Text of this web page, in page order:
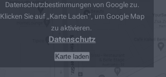
Datenschutzbestimmungen von Google zu.
Klicken Sie auf „Karte Laden“, um Google Map
zu aktivieren.
Datenschutz
Karte laden